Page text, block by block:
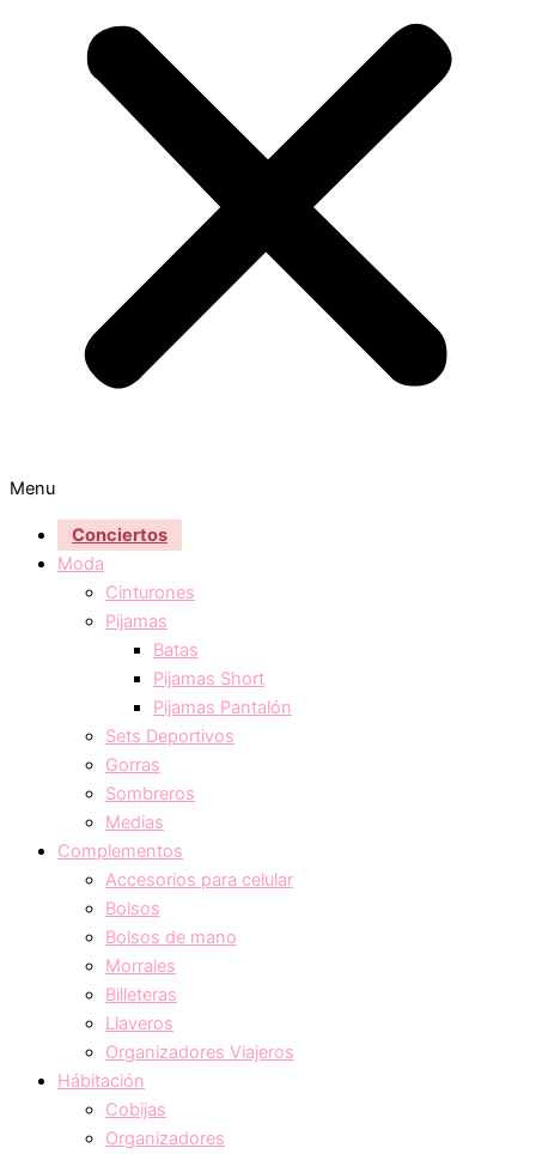
Menu
Conciertos
Moda
Cinturones
Pijamas
Batas
Pijamas Short
Pijamas Pantalón
Sets Deportivos
Gorras
Sombreros
Medias
Complementos
Accesorios para celular
Bolsos
Bolsos de mano
Morrales
Billeteras
Llaveros
Organizadores Viajeros
Hábitación
Cobijas
Organizadores